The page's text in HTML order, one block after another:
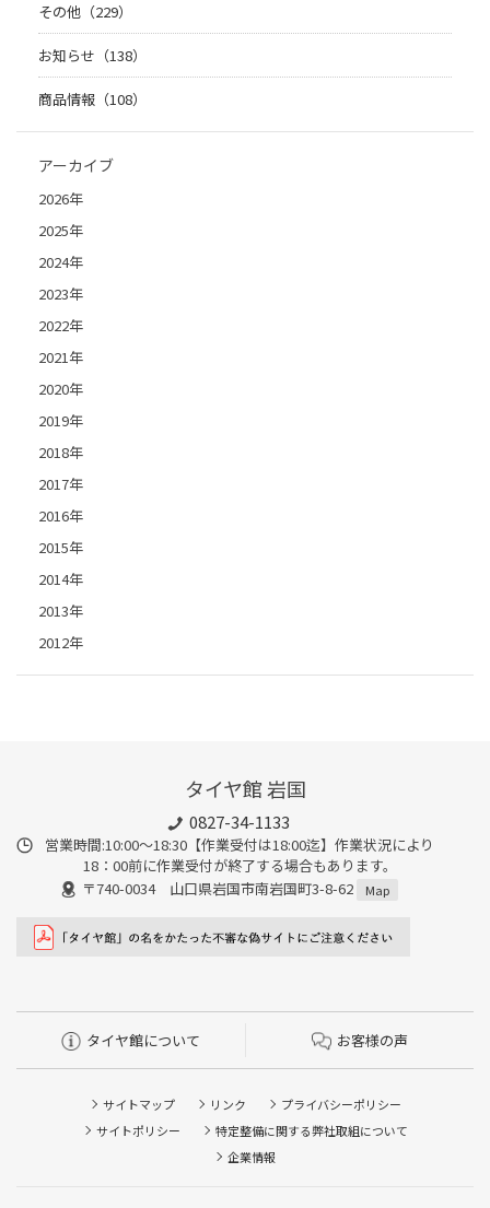
その他（229）
お知らせ（138）
商品情報（108）
アーカイブ
2026年
2025年
2024年
2023年
2022年
2021年
2020年
2019年
2018年
2017年
2016年
2015年
2014年
2013年
2012年
タイヤ館 岩国
0827-34-1133
営業時間:10:00〜18:30【作業受付は18:00迄】作業状況により
18：00前に作業受付が終了する場合もあります。
〒740-0034 山口県岩国市南岩国町3-8-62
Map
タイヤ館について お客様の声
サイトマップ リンク
プライバシーポリシー
サイトポリシー
特定整備に関する弊社取組について
企業情報